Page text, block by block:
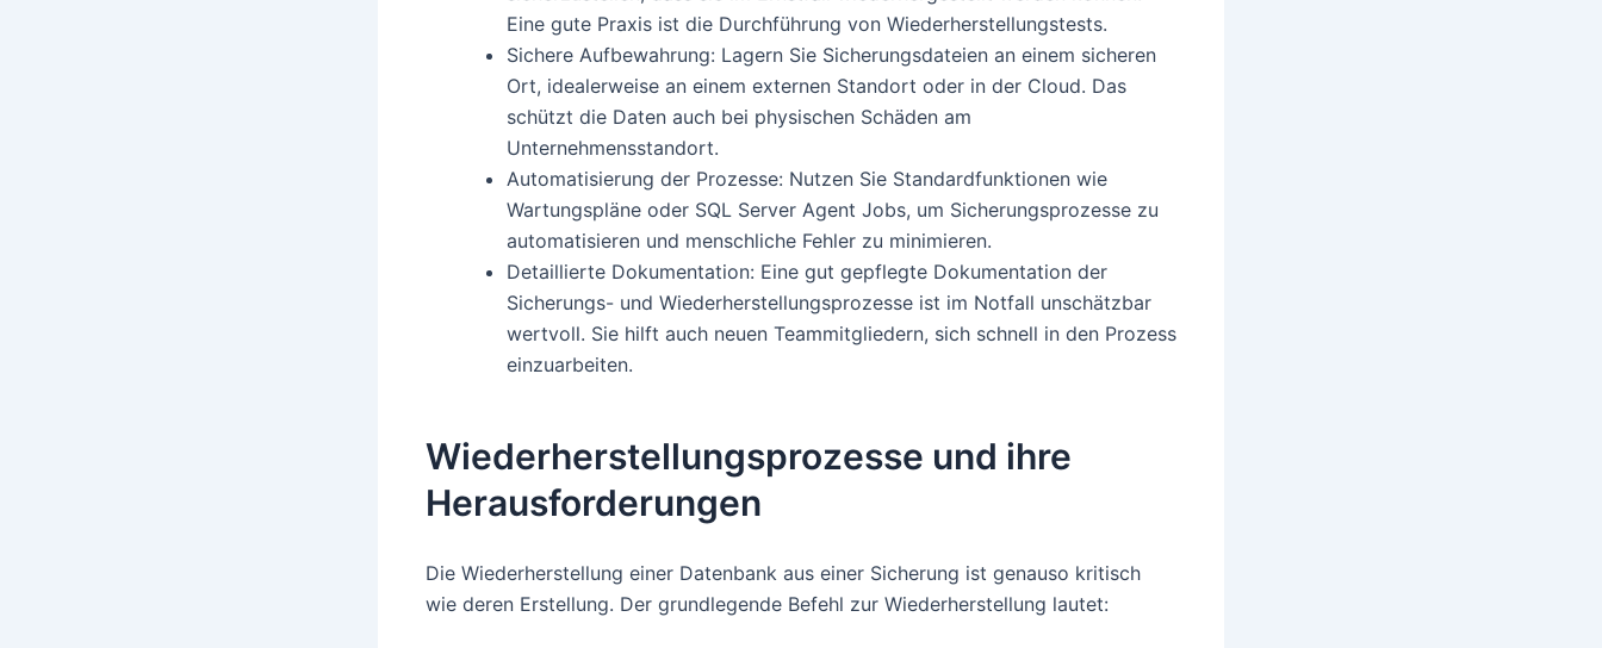
Eine gute Praxis ist die Durchführung von Wiederherstellungstests.
Sichere Aufbewahrung: Lagern Sie Sicherungsdateien an einem sicheren
Ort, idealerweise an einem externen Standort oder in der Cloud. Das
schützt die Daten auch bei physischen Schäden am
Unternehmensstandort.
Automatisierung der Prozesse: Nutzen Sie Standardfunktionen wie
Wartungspläne oder SQL Server Agent Jobs, um Sicherungsprozesse zu
automatisieren und menschliche Fehler zu minimieren.
Detaillierte Dokumentation: Eine gut gepflegte Dokumentation der
Sicherungs- und Wiederherstellungsprozesse ist im Notfall unschätzbar
wertvoll. Sie hilft auch neuen Teammitgliedern, sich schnell in den Prozess
einzuarbeiten.
Wiederherstellungsprozesse und ihre
Herausforderungen
Die Wiederherstellung einer Datenbank aus einer Sicherung ist genauso kritisch
wie deren Erstellung. Der grundlegende Befehl zur Wiederherstellung lautet: